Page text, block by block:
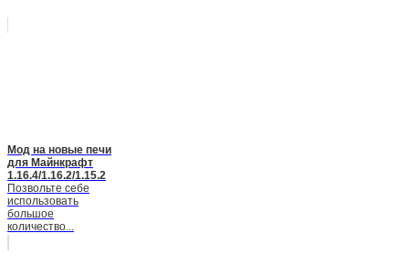
Мод на новые печи
для Майнкрафт
1.16.4/1.16.2/1.15.2
Позвольте себе
использовать
большое
количество...